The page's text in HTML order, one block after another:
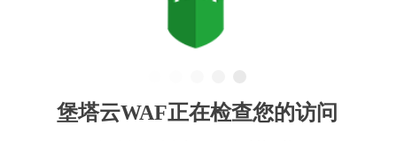
堡塔云WAF正在检查您的访问